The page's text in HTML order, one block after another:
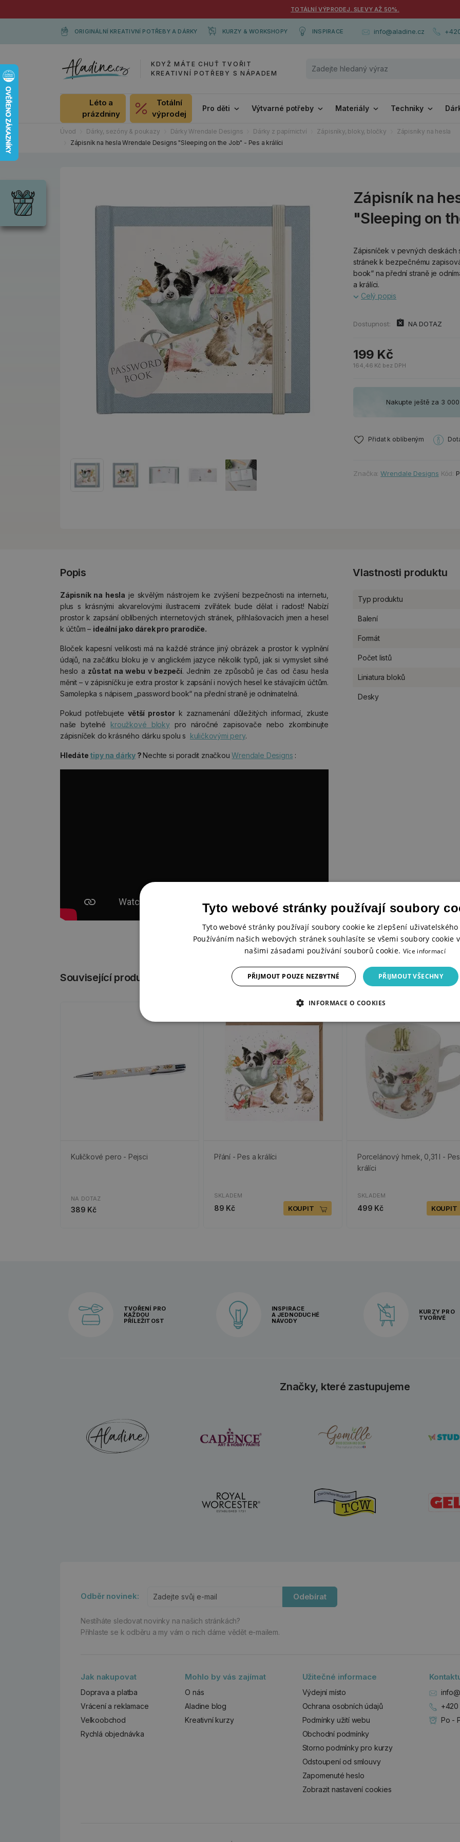
TOTÁLNÍ VÝPRODEJ. SLEVY AŽ 50%.
ORIGINÁLNÍ KREATIVNÍ POTŘEBY A DÁRKY KURZY & WORKSHOPY INSPIRACE info@aladine.cz
KDYŽ MÁTE CHUŤ TVOŘIT
KREATIVNÍ POTŘEBY S NÁPADEM
Léto a
prázdniny
Totální
výprodej
Pro děti Výtvarné potřeby Materiály Techniky
Úvod Dárky, sezóny & poukazy Dárky Wrendale Designs Dárky z papírnictví Zápisníky, bloky, bločky
Zápisníky na hesla
Zápisník na hesla Wrendale Designs "Sleeping on the Job" - Pes a králíci
Zápisník na
"Sleeping on
Zápisníček v pevných deskách
stránek k bezpečnému
book“ na přední straně je
a králíci.
Celý popis
Dostupnost: NA DOTAZ
199 Kč
164,46 Kč bez DPH
Nakupte ještě za 3
Přidat k oblíbeným
Značka:Wrendale Designs Kód:
Popis
Zápisník na hesla je skvělým nástrojem ke zvýšení bezpečnosti na internetu,
plus s krásnými akvarelovými ilustracemi zvířátek bude dělat i radost! Nabízí
prostor k zapsání oblíbených internetových stránek, přihlašovacích jmen a hesel
k účtům – ideální jako dárek pro prarodiče.
Bloček kapesní velikosti má na každé stránce jiný obrázek a prostor k vyplnění
údajů, na začátku bloku je v anglickém jazyce několik typů, jak si vymyslet silné
heslo a zůstat na webu v bezpečí. Jedním ze způsobů je čas od času hesla
měnit – v zápisníčku je extra prostor k zapsání i nových hesel ke stávajícím účtům.
Samolepka s nápisem „password book“ na přední straně je odnímatelná.
Pokud potřebujetevětší prostork zaznamenání důležitých informací, zkuste
naše bytelné kroužkové blokypro náročné zapisovače nebo zkombinujte
zápisníček do krásného dárku spolu s kuličkovými pery.
Hledáte tipy na dárky?Nechte si poradit značkouWrendale Designs :
Vlastnosti produktu
Typ produktu
Balení
Formát
Počet listů
Liniatura bloků
Desky
Související produkty
Kuličkové pero - Pejsci
NA DOTAZ
389 Kč
Přání - Pes a králíci
SKLADEM
89 Kč KOUPIT
Porcelánový hrnek, 0,31 l -
králíci
SKLADEM
499 Kč KOUPIT
TVOŘENÍ PRO
KAŽDOU
PŘÍLEŽITOST
INSPIRACE
A JEDNODUCHÉ
NÁVODY
KURZY PRO
TVOŘIVÉ
Značky, které zastupujeme
Odběr novinek: Odebírat
Nestíháte sledovat novinky na našich stránkách?
Přihlaste se k odběru a my vám o nich dáme vědět e-mailem.
Jak nakupovat
Doprava a platba
Vrácení a reklamace
Velkoobchod
Rychlá objednávka
Mohlo by vás zajímat
O nás
Aladine blog
Kreativní kurzy
Užitečné informace
Výdejní místo
Ochrana osobních údajů
Podmínky užití webu
Obchodní podmínky
Storno podmínky pro kurzy
Odstoupení od smlouvy
Zapomenuté heslo
Zobrazit nastavení cookies
+420
Po -
Tyto webové stránky používají soubory
Tyto webové stránky používají soubory cookie ke zlepšení
Používáním našich webových stránek souhlasíte se všemi soubory cookie
našimi zásadami používání souborů cookie. Více informací
PŘIJMOUT VŠECHNY
PŘIJMOUT POUZE NEZBYTNÉ
INFORMACE O COOKIES